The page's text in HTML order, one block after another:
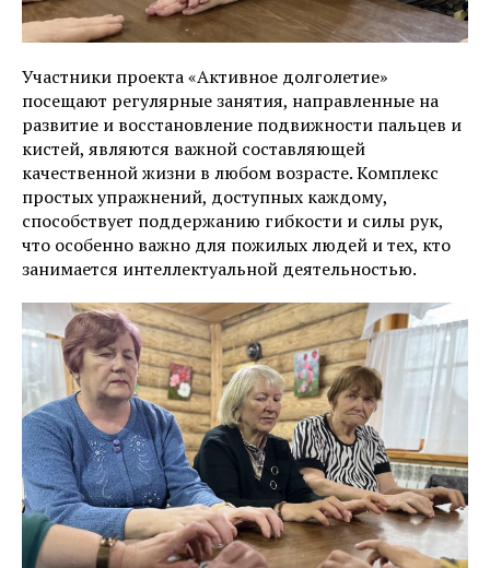
Участники проекта «Активное долголетие»
посещают регулярные занятия, направленные на
развитие и восстановление подвижности пальцев и
кистей, являются важной составляющей
качественной жизни в любом возрасте. Комплекс
простых упражнений, доступных каждому,
способствует поддержанию гибкости и силы рук,
что особенно важно для пожилых людей и тех, кто
занимается интеллектуальной деятельностью.